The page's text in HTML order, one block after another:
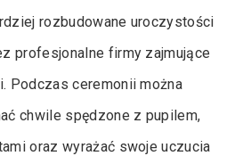
rozbudowane uroczystości
profesjonalne firmy zajmujące
Podczas ceremonii można
chwile spędzone z pupilem,
oraz wyrażać swoje uczucia